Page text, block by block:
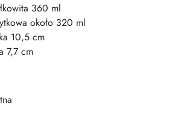
360 ml
około 320 ml
10,5 cm
7,7 cm